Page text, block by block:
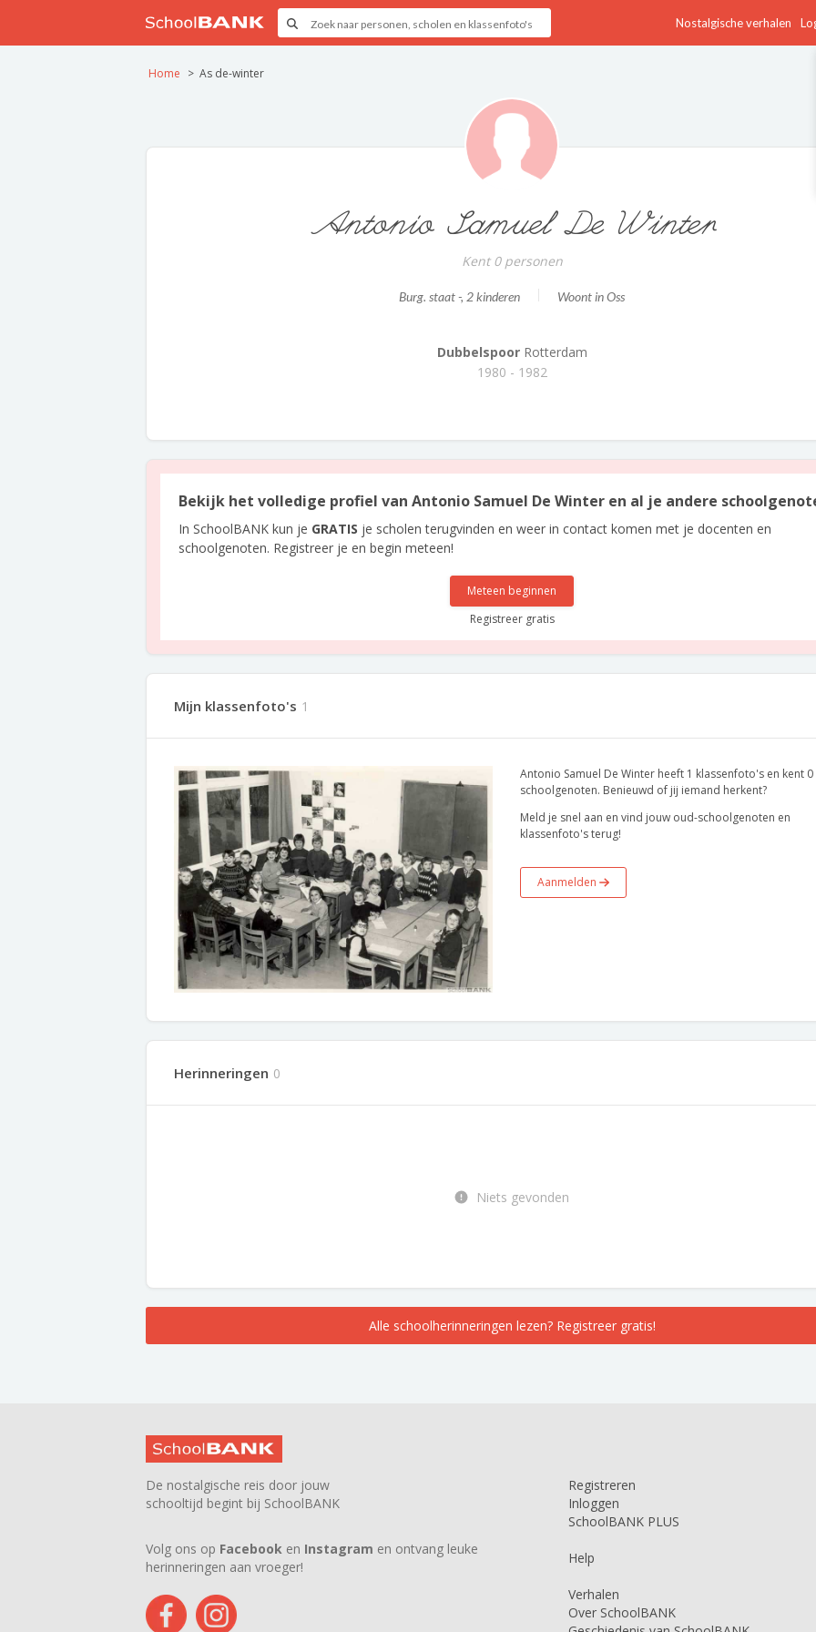
Nostalgische verhalen
Home As de-winter
Antonio Samuel De Winter
Kent 0 personen
Burg. staat -, 2 kinderen Woont in Oss
DubbelspoorRotterdam
1980 - 1982
Bekijk het volledige profiel van Antonio Samuel De Winter en al je andere
In SchoolBANK kun je GRATIS je scholen terugvinden en weer in contact komen met je docenten en
schoolgenoten. Registreer je en begin meteen!
Meteen beginnen
Registreer gratis
Mijn klassenfoto's 1
Antonio Samuel De Winter heeft 1 klassenfoto's en kent 0
schoolgenoten. Benieuwd of jij iemand herkent?
Meld je snel aan en vind jouw oud-schoolgenoten en
klassenfoto's terug!
Aanmelden
Herinneringen 0
Niets gevonden
Alle schoolherinneringen lezen? Registreer gratis!
De nostalgische reis door jouw
schooltijd begint bij SchoolBANK
Volg ons op Facebook en Instagram en ontvang leuke
herinneringen aan vroeger!
Registreren
Inloggen
SchoolBANK PLUS
Help
Verhalen
Over SchoolBANK